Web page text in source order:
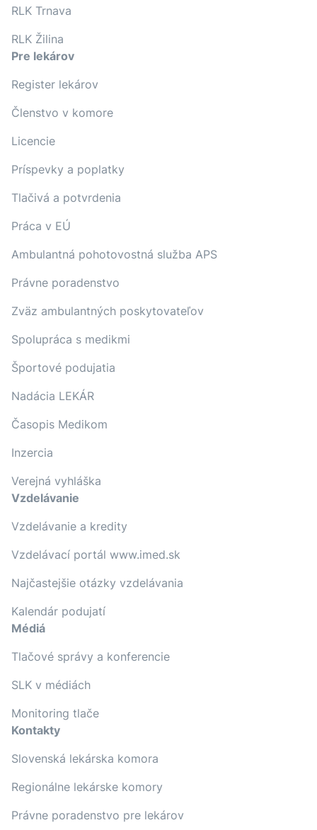
RLK Trnava
RLK Žilina
Pre lekárov
Register lekárov
Členstvo v komore
Licencie
Príspevky a poplatky
Tlačivá a potvrdenia
Práca v EÚ
Ambulantná pohotovostná služba APS
Právne poradenstvo
Zväz ambulantných poskytovateľov
Spolupráca s medikmi
Športové podujatia
Nadácia LEKÁR
Časopis Medikom
Inzercia
Verejná vyhláška
Vzdelávanie
Vzdelávanie a kredity
Vzdelávací portál www.imed.sk
Najčastejšie otázky vzdelávania
Kalendár podujatí
Médiá
Tlačové správy a konferencie
SLK v médiách
Monitoring tlače
Kontakty
Slovenská lekárska komora
Regionálne lekárske komory
Právne poradenstvo pre lekárov